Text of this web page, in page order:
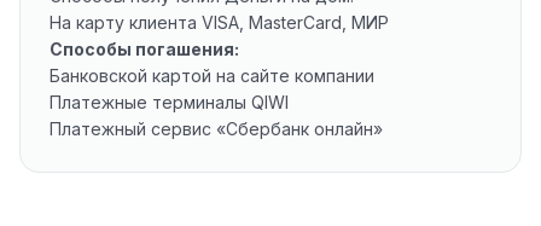
На карту клиента VISA, MasterCard, МИР
Способы погашения:
Банковской картой на сайте компании
Платежные терминалы QIWI
Платежный сервис «Сбербанк онлайн»